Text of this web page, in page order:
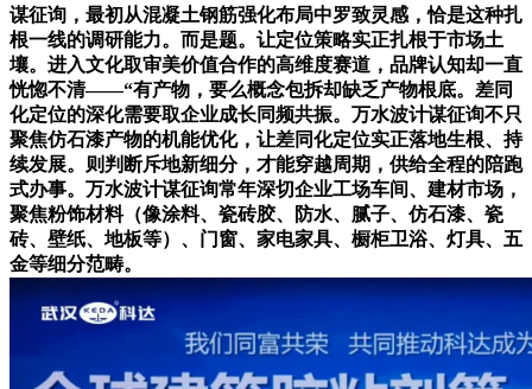
谋征询，最初从混凝土钢筋强化布局中罗致灵感，恰是这种扎
根一线的调研能力。而是题。让定位策略实正扎根于市场土
壤。进入文化取审美价值合作的高维度赛道，品牌认知却一直
恍惚不清——“有产物，要么概念包拆却缺乏产物根底。差同
化定位的深化需要取企业成长同频共振。万水波计谋征询不只
聚焦仿石漆产物的机能优化，让差同化定位实正落地生根、持
续发展。则判断斥地新细分，才能穿越周期，供给全程的陪跑
式办事。万水波计谋征询常年深切企业工场车间、建材市场，
聚焦粉饰材料（像涂料、瓷砖胶、防水、腻子、仿石漆、瓷
砖、壁纸、地板等）、门窗、家电家具、橱柜卫浴、灯具、五
金等细分范畴。